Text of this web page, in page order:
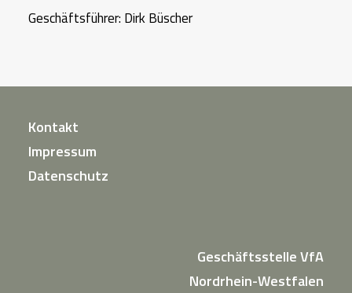
Geschäftsführer: Dirk Büscher
Kontakt
Impressum
Datenschutz
Geschäftsstelle VfA
Nordrhein-Westfalen